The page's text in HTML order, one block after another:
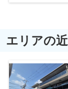
エリアの